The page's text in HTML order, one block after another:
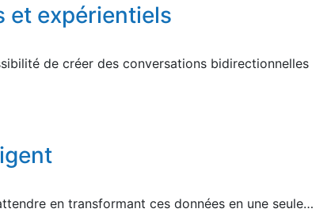
et expérientiels
de créer des conversations bidirectionnelles
en transformant ces données en une seule…